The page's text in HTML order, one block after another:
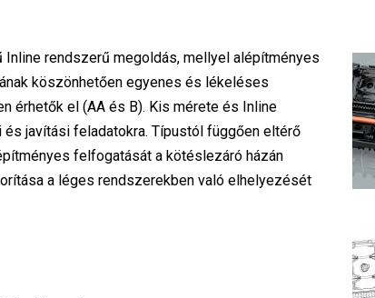
rendszerű megoldás, mellyel alépítményes
köszönhetően egyenes és lékeléses
érhetők el (AA és B). Kis mérete és Inline
javítási feladatokra. Típustól függően eltérő
felfogatását a kötéslezáró házán
a léges rendszerekben való elhelyezését